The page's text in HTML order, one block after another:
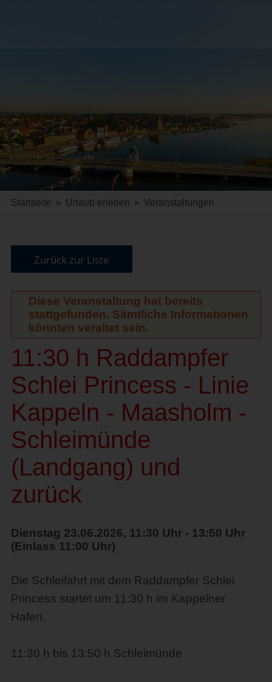
Startseite » Urlaub erleben » Veranstaltungen
Zurück zur Liste
Diese Veranstaltung hat bereits
stattgefunden. Sämtliche Informationen
könnten veraltet sein.
11:30 h Raddampfer
Schlei Princess - Linie
Kappeln - Maasholm -
Schleimünde
(Landgang) und
zurück
Dienstag 23.06.2026, 11:30 Uhr - 13:50 Uhr
(Einlass 11:00 Uhr)
Die Schleifahrt mit dem Raddampfer Schlei
Princess startet um 11:30 h im Kappelner
Hafen.
11:30 h bis 13:50 h Schleimünde